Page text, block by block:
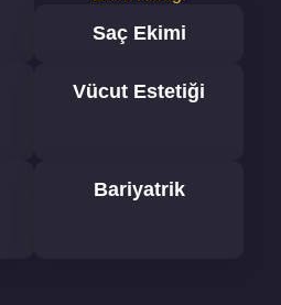
Saç Ekimi
Vücut Estetiği
Bariyatrik